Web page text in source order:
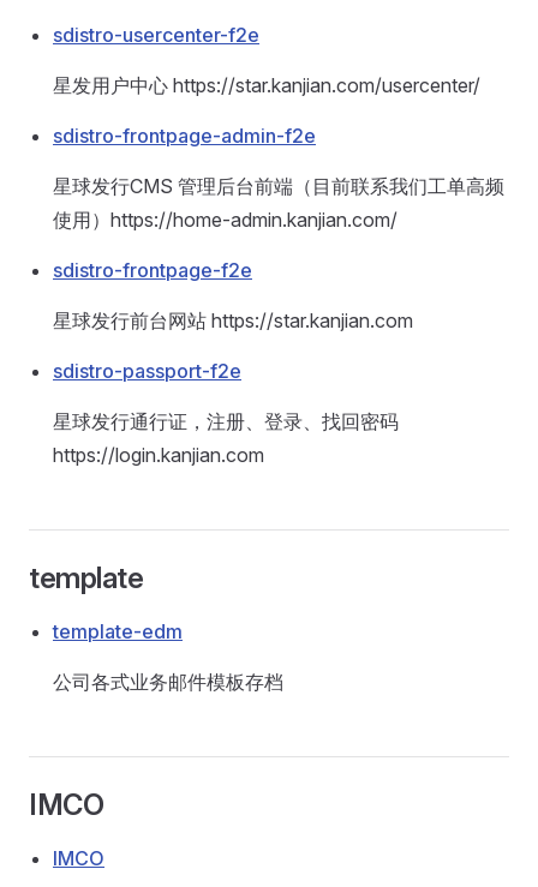
sdistro-usercenter-f2e
星发用户中心 https://star.kanjian.com/usercenter/
sdistro-frontpage-admin-f2e
星球发行CMS 管理后台前端（目前联系我们工单高频
使用）https://home-admin.kanjian.com/
sdistro-frontpage-f2e
星球发行前台网站 https://star.kanjian.com
sdistro-passport-f2e
星球发行通行证，注册、登录、找回密码
https://login.kanjian.com
template
template-edm
公司各式业务邮件模板存档
IMCO
IMCO